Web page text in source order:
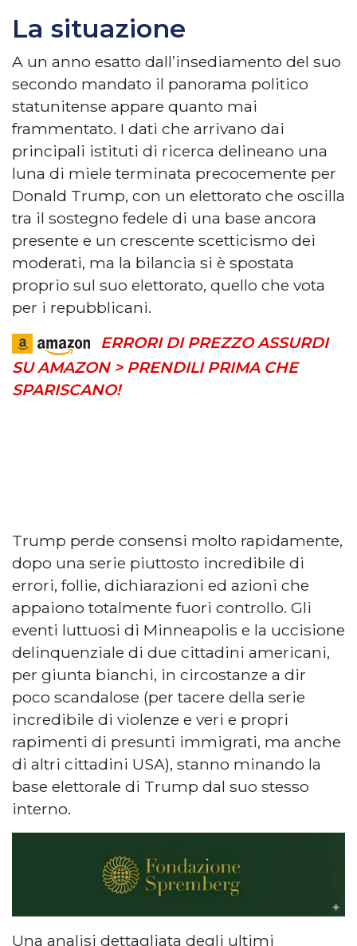
La situazione
A un anno esatto dall’insediamento del suo
secondo mandato il panorama politico
statunitense appare quanto mai
frammentato. I dati che arrivano dai
principali istituti di ricerca delineano una
luna di miele terminata precocemente per
Donald Trump, con un elettorato che oscilla
tra il sostegno fedele di una base ancora
presente e un crescente scetticismo dei
moderati, ma la bilancia si è spostata
proprio sul suo elettorato, quello che vota
per i repubblicani.
ERRORI DI PREZZO ASSURDI
SU AMAZON > PRENDILI PRIMA CHE
SPARISCANO!
Trump perde consensi molto rapidamente,
dopo una serie piuttosto incredibile di
errori, follie, dichiarazioni ed azioni che
appaiono totalmente fuori controllo. Gli
eventi luttuosi di Minneapolis e la uccisione
delinquenziale di due cittadini americani,
per giunta bianchi, in circostanze a dir
poco scandalose (per tacere della serie
incredibile di violenze e veri e propri
rapimenti di presunti immigrati, ma anche
di altri cittadini USA), stanno minando la
base elettorale di Trump dal suo stesso
interno.
Una analisi dettagliata degli ultimi